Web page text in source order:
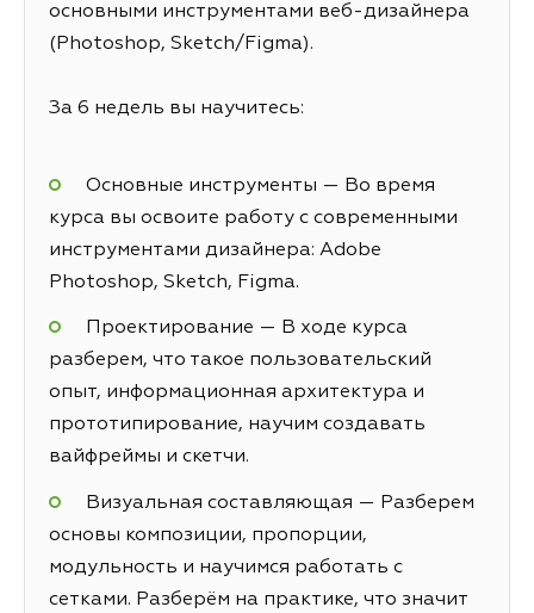
основными инструментами веб-дизайнера
(Photoshop, Sketch/Figma).
За 6 недель вы научитесь:
Основные инструменты — Во время
курса вы освоите работу с современными
инструментами дизайнера: Adobe
Photoshop, Sketch, Figma.
Проектирование — В ходе курса
разберем, что такое пользовательский
опыт, информационная архитектура и
прототипирование, научим создавать
вайфреймы и скетчи.
Визуальная составляющая — Разберем
основы композиции, пропорции,
модульность и научимся работать с
сетками. Разберём на практике, что значит